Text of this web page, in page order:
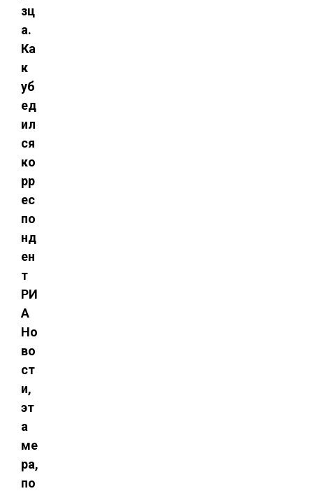
зц
а.
Ка
к
уб
ед
ил
ся
ко
рр
ес
по
нд
ен
т
РИ
А
Но
во
ст
и,
эт
а
ме
ра,
по